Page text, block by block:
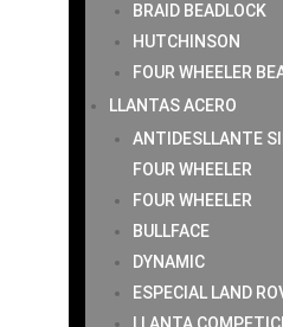
BRAID BEADLOCK
HUTCHINSON
FOUR WHEELER
LLANTAS ACERO
ANTIDESLLANTE
FOUR WHEELER
FOUR WHEELER
BULLFACE
DYNAMIC
ESPECIAL LAND